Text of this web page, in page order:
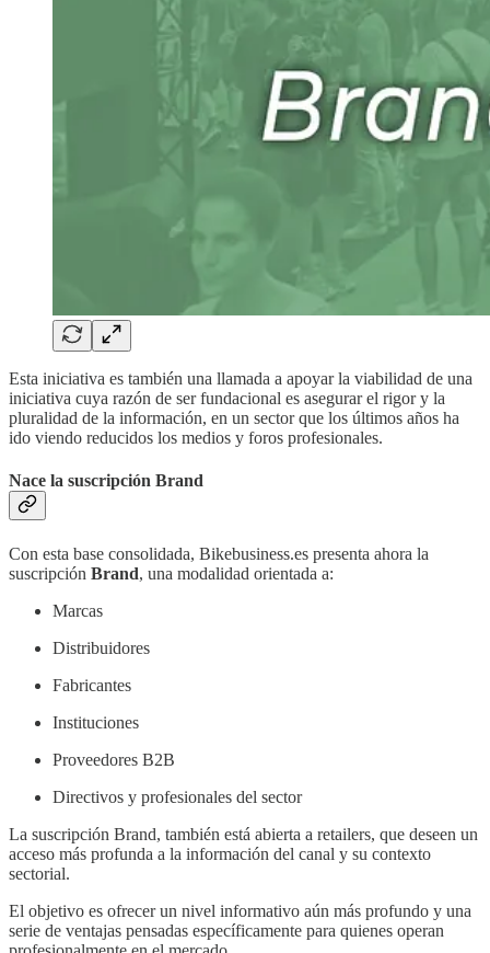
Esta iniciativa es también una llamada a apoyar la viabilidad de una
iniciativa cuya razón de ser fundacional es asegurar el rigor y la
pluralidad de la información, en un sector que los últimos años ha
ido viendo reducidos los medios y foros profesionales.
Nace la suscripción Brand
Con esta base consolidada, Bikebusiness.es presenta ahora la
suscripción Brand, una modalidad orientada a:
Marcas
Distribuidores
Fabricantes
Instituciones
Proveedores B2B
Directivos y profesionales del sector
La suscripción Brand, también está abierta a retailers, que deseen un
acceso más profunda a la información del canal y su contexto
sectorial.
El objetivo es ofrecer un nivel informativo aún más profundo y una
serie de ventajas pensadas específicamente para quienes operan